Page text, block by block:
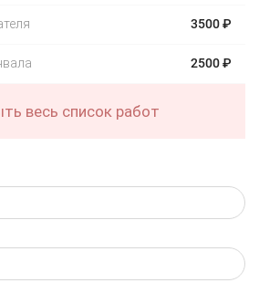
3500 ₽
2500 ₽
весь список работ